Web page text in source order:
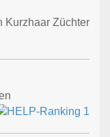
Kurzhaar Züchter